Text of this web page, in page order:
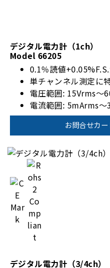
デジタル電力計（1ch）
Model 66205
0.1％読値
単チャンネル測定に
電圧範囲: 15Vrms～
電流範囲: 5mArms～
EnergyStar/IEC
オプションでお問合せカ
デジタル電力計（3/4ch）